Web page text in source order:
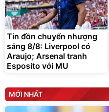
Combo Dầu Gội, Dầu Xả,
Serum TRESemme
Lamellar Gloss
LamellarBond
465.000đ
Deal hot
Unilever
Tin đồn chuyển nhượng
sáng 8/8: Liverpool có
Araujo; Arsenal tranh
Esposito với MU
MỚI NHẤT